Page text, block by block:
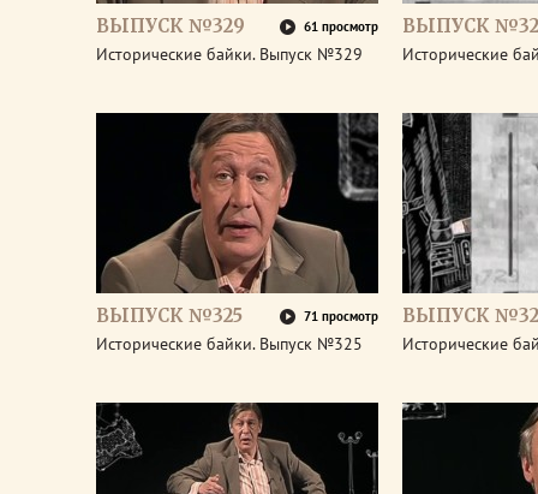
ВЫПУСК №329 61 просмотр
Исторические байки. Выпуск №329
ВЫПУСК
Исторические
ВЫПУСК №325 71 просмотр
Исторические байки. Выпуск №325
ВЫПУСК
Исторические